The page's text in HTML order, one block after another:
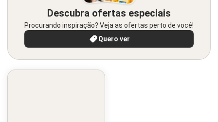
Descubra ofertas especiais
Procurando inspiração? Veja as ofertas perto de você!
Quero ver